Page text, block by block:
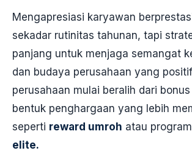
Mengapresiasi karyawan
sekadar rutinitas tahunan, tapi
panjang untuk menjaga semangat
dan budaya perusahaan yang
perusahaan mulai beralih dari
bentuk penghargaan yang lebih
seperti reward umroh atau program
elite.